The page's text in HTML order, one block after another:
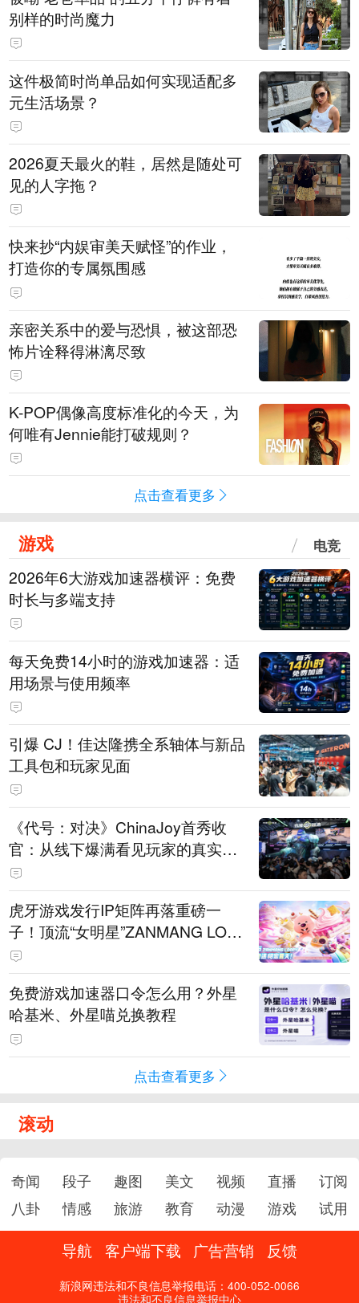
别样的时尚魔力
这件极简时尚单品如何实现适配多
元生活场景？
2026夏天最火的鞋，居然是随处可
见的人字拖？
快来抄“内娱审美天赋怪”的作业，
打造你的专属氛围感
亲密关系中的爱与恐惧，被这部恐
怖片诠释得淋漓尽致
K-POP偶像高度标准化的今天，为
何唯有Jennie能打破规则？
点击查看更多
游戏 电竞
2026年6大游戏加速器横评：免费
时长与多端支持
每天免费14小时的游戏加速器：适
用场景与使用频率
引爆 CJ！佳达隆携全系轴体与新品
工具包和玩家见面
《代号：对决》ChinaJoy首秀收
官：从线下爆满看见玩家的真实期
待
虎牙游戏发行IP矩阵再落重磅一
子！顶流“女明星”ZANMANG LOO
PY 正版3D消除手游《消消奇遇》
惊喜曝光
免费游戏加速器口令怎么用？外星
哈基米、外星喵兑换教程
点击查看更多
滚动
奇闻 段子 趣图 美文 视频 直播
订阅
八卦
情感 旅游 教育 动漫 游戏 试用
导航 客户端下载 广告营销 反馈
新浪网违法和不良信息举报电话：400-052-0066
违法和不良信息举报中心